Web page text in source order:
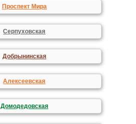
Проспект Мира
Серпуховская
Добрынинская
Алексеевская
Домодедовская